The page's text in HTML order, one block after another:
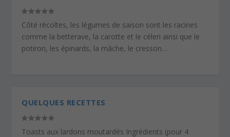
Côté récoltes, les légumes de saison sont les racines
comme la betterave, la carotte et le céleri ainsi que le
potiron, les épinards, la mâche, le cresson…
QUELQUES RECETTES
Toasts aux lardons moutardés Ingrédients (pour 4